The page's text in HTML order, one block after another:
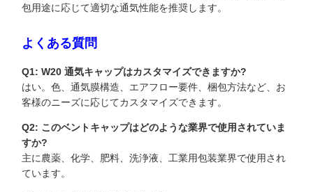
包用途に応じて適切な通気性能を推奨します。
よくある質問
Q1: W20 通気キャップはカスタマイズできますか?
はい。色、通気膜構造、エアフロー要件、梱包方法など、お
客様のニーズに応じてカスタマイズできます。
Q2: このベントキャップはどのような業界で使用されていま
すか?
主に農薬、化学、肥料、洗浄液、工業用包装業界で使用され
ています。